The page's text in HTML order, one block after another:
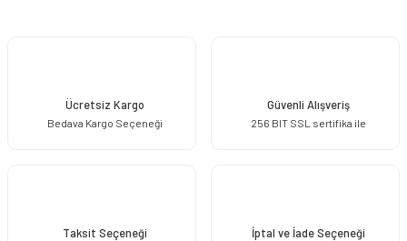
Ücretsiz Kargo
Bedava Kargo Seçeneği
Güvenli Alışveriş
256 BIT SSL sertifika ile
Taksit Seçeneği İptal ve İade Seçeneği